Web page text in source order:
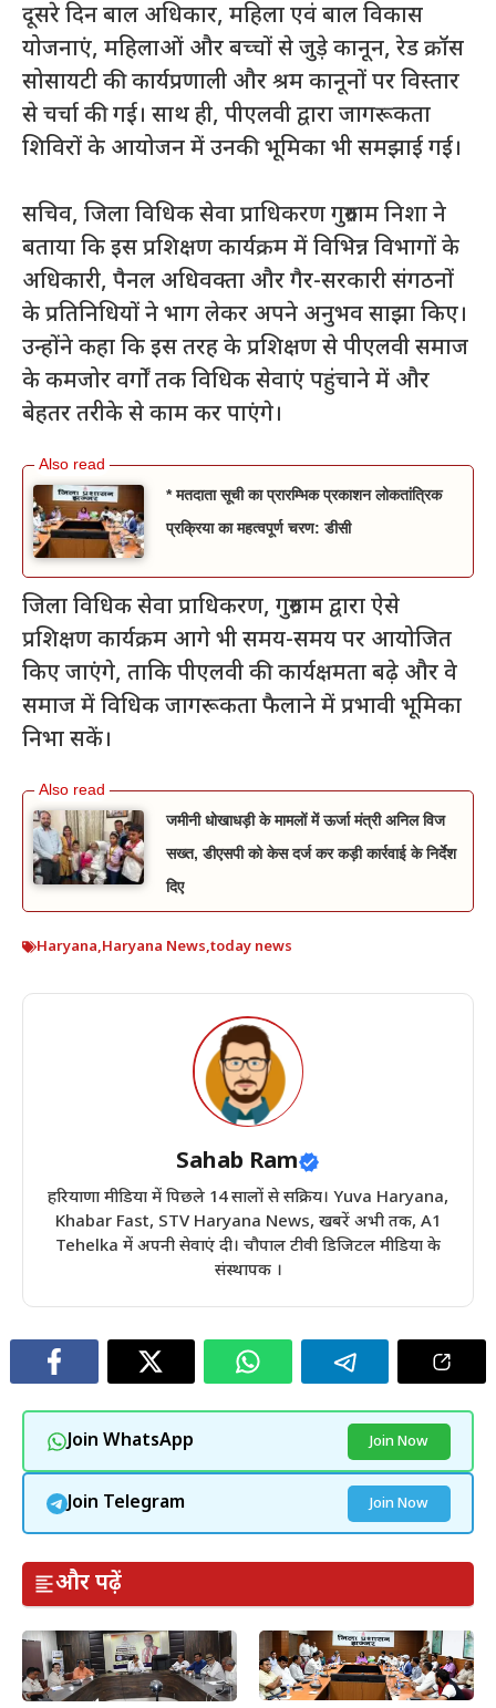
दूसरे दिन बाल अधिकार, महिला एवं बाल विकास
योजनाएं, महिलाओं और बच्चों से जुड़े कानून, रेड क्रॉस
सोसायटी की कार्यप्रणाली और श्रम कानूनों पर विस्तार
से चर्चा की गई। साथ ही, पीएलवी द्वारा जागरूकता
शिविरों के आयोजन में उनकी भूमिका भी समझाई गई।
सचिव, जिला विधिक सेवा प्राधिकरण गुरुग्राम निशा ने
बताया कि इस प्रशिक्षण कार्यक्रम में विभिन्न विभागों के
अधिकारी, पैनल अधिवक्ता और गैर-सरकारी संगठनों
के प्रतिनिधियों ने भाग लेकर अपने अनुभव साझा किए।
उन्होंने कहा कि इस तरह के प्रशिक्षण से पीएलवी समाज
के कमजोर वर्गों तक विधिक सेवाएं पहुंचाने में और
बेहतर तरीके से काम कर पाएंगे।
* मतदाता सूची का प्रारम्भिक प्रकाशन लोकतांत्रिक
प्रक्रिया का महत्वपूर्ण चरण: डीसी
जिला विधिक सेवा प्राधिकरण, गुरुग्राम द्वारा ऐसे
प्रशिक्षण कार्यक्रम आगे भी समय-समय पर आयोजित
किए जाएंगे, ताकि पीएलवी की कार्यक्षमता बढ़े और वे
समाज में विधिक जागरूकता फैलाने में प्रभावी भूमिका
निभा सकें।
जमीनी धोखाधड़ी के मामलों में ऊर्जा मंत्री अनिल विज
सख्त, डीएसपी को केस दर्ज कर कड़ी कार्रवाई के निर्देश
दिए
Haryana,Haryana News,today news
Sahab Ram
हरियाणा मीडिया में पिछले 14 सालों से सक्रिय। Yuva Haryana,
Khabar Fast, STV Haryana News, खबरें अभी तक, A1
Tehelka में अपनी सेवाएं दी। चौपाल टीवी डिजिटल मीडिया के
संस्थापक ।
Join WhatsApp Join Now
Join Telegram Join Now
और पढ़ें